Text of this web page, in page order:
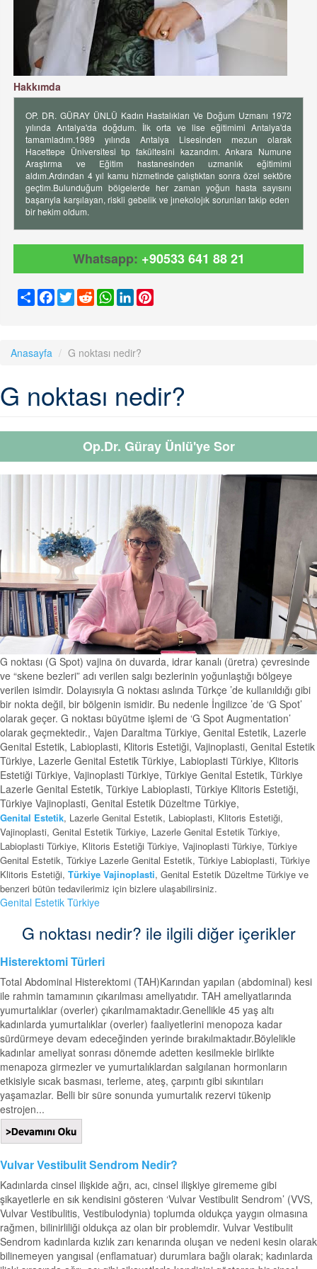
Hakkımda
OP. DR. GÜRAY ÜNLÜ Kadın Hastalıkları Ve Doğum Uzmanı 1972
yılında Antalya'da doğdum. İlk orta ve lise eğitimimi Antalya'da
tamamladım.1989 yılında Antalya Lisesinden mezun olarak
Hacettepe Üniversitesi tıp fakültesini kazandım. Ankara Numune
Araştırma ve Eğitim hastanesinden uzmanlık eğitimimi
aldım.Ardından 4 yıl kamu hizmetinde çalıştıktan sonra özel sektöre
geçtim.Bulunduğum bölgelerde her zaman yoğun hasta sayısını
başarıyla karşılayan, riskli gebelik ve jınekolojık sorunları takip eden
bir hekim oldum.
Whatsapp: +90533 641 88 21
ShareFacebook
TwitterRedditWhatsApp
LinkedIn
Anasayfa G noktası nedir?
G noktası nedir?
Op.Dr. Güray Ünlü'ye Sor
G noktası (G Spot) vajina ön duvarda, idrar kanalı (üretra) çevresinde
ve “skene bezleri” adı verilen salgı bezlerinin yoğunlaştığı bölgeye
verilen isimdir. Dolayısıyla G noktası aslında Türkçe ’de kullanıldığı gibi
bir nokta değil, bir bölgenin ismidir. Bu nedenle İngilizce ’de ‘G Spot’
olarak geçer. G noktası büyütme işlemi de ‘G Spot Augmentation’
olarak geçmektedir., Vajen Daraltma Türkiye, Genital Estetik, Lazerle
Genital Estetik, Labioplasti, Klitoris Estetiği, Vajinoplasti, Genital Estetik
Türkiye, Lazerle Genital Estetik Türkiye, Labioplasti Türkiye, Klitoris
Estetiği Türkiye, Vajinoplasti Türkiye, Türkiye Genital Estetik, Türkiye
Lazerle Genital Estetik, Türkiye Labioplasti, Türkiye Klitoris Estetiği,
Türkiye Vajinoplasti, Genital Estetik Düzeltme Türkiye,
Genital Estetik, Lazerle Genital Estetik, Labioplasti, Klitoris Estetiği,
Vajinoplasti, Genital Estetik Türkiye, Lazerle Genital Estetik Türkiye,
Labioplasti Türkiye, Klitoris Estetiği Türkiye, Vajinoplasti Türkiye, Türkiye
Genital Estetik, Türkiye Lazerle Genital Estetik, Türkiye Labioplasti, Türkiye
Klitoris Estetiği, Türkiye Vajinoplasti, Genital Estetik Düzeltme Türkiye ve
benzeri bütün tedavilerimiz için bizlere ulaşabilirsiniz.
Genital Estetik Türkiye
G noktası nedir? ile ilgili diğer içerikler
Histerektomi Türleri
Total Abdominal Histerektomi (TAH)Karından yapılan (abdominal) kesi
ile rahmin tamamının çıkarılması ameliyatıdır. TAH ameliyatlarında
yumurtalıklar (overler) çıkarılmamaktadır.Genellikle 45 yaş altı
kadınlarda yumurtalıklar (overler) faaliyetlerini menopoza kadar
sürdürmeye devam edeceğinden yerinde bırakılmaktadır.Böylelikle
kadınlar ameliyat sonrası dönemde adetten kesilmekle birlikte
menapoza girmezler ve yumurtalıklardan salgılanan hormonların
etkisiyle sıcak basması, terleme, ateş, çarpıntı gibi sıkıntıları
yaşamazlar. Belli bir süre sonunda yumurtalık rezervi tükenip
estrojen...
Vulvar Vestibulit Sendrom Nedir?
Kadınlarda cinsel ilişkide ağrı, acı, cinsel ilişkiye girememe gibi
şikayetlerle en sık kendisini gösteren ‘Vulvar Vestibulit Sendrom’ (VVS,
Vulvar Vestibulitis, Vestibulodynia) toplumda oldukça yaygın olmasına
rağmen, bilinirliliği oldukça az olan bir problemdir. Vulvar Vestibulit
Sendrom kadınlarda kızlık zarı kenarında oluşan ve nedeni kesin olarak
bilinemeyen yangısal (enflamatuar) durumlara bağlı olarak; kadınlarda